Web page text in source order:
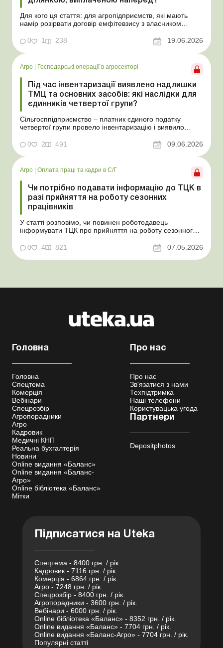
Для кого ця стаття: для агропідприємств, які мають
намір розірвати договір емфітевзису з власником
ситуацію тим, що плата за користування земельною
ділянкою була виплачена власнику наперед за декілька
років. У такому разі перед емфітевтом і власник...
0 1 238 19.06.2026
Агро | Господарські операції в агросекторі
Під час інвентаризації виявлено надлишки
ТМЦ та основних засобів: які наслідки для
єдинників четвертої групи?
Сільгосппідприємство – платник єдиного податку
четвертої групи провело інвентаризацію і виявило
товарів, продукції власного виробництва, а також
основних засобів (далі – ОЗ). Як вплинуть такі
надлишки при їх оприбуткуванні на частку сільгоспто...
0 2 491 09.06.2026
Агро | Оплата праці та кадри в С/Г
Чи потрібно подавати інформацію до ТЦК в
разі прийняття на роботу сезонних
працівників
У статті розповімо, чи повинен роботодавець
інформувати ТЦК про прийняття на роботу сезонного
агропідприємств приймає працівників на сезонні
роботи. Через значні штрафні санкції за порушення
порядку ведення військового обліку в
0 4 821 07.05.2026
Головна
Головна
Спецтема
Комерція
Вебінари
Спецрозбір
Агропорадники
Агро
Кадровик
Медичні КНП
Реальна бухгалтерія
Новини
Online видання «Баланс»
Online видання «Баланс-
Агро»
Online бібліотека «Баланс»
Мітки
Про нас
Про нас
Зв'язатися з нами
Техпідтримка
Наші телефони
Користувацька угода
Партнери
Depositphotos
Підписатися на Uteka
Спецтема - 8400 грн. / рік.
Кадровик - 7116 грн. / рік.
Комерція - 6864 грн. / рік.
Агро - 7248 грн. / рік.
Спецрозбір - 8400 грн. / рік.
Агропорадники - 3600 грн. / рік.
Вебінари - 6000 грн. / рік.
Online бібліотека «Баланс» - 8352 грн. / рік.
Online видання «Баланс» - 7704 грн. / рік.
Online видання «Баланс-Агро» - 7704 грн. / рік.
Популярні статті